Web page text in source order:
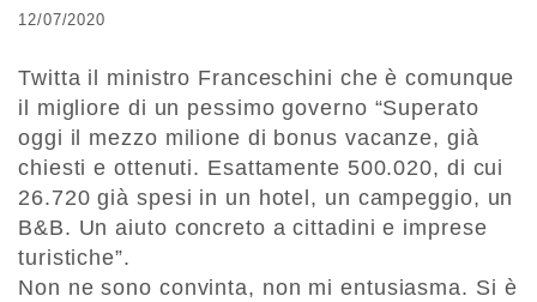
12/07/2020
Twitta il ministro Franceschini che è comunque
il migliore di un pessimo governo “Superato
oggi il mezzo milione di bonus vacanze, già
chiesti e ottenuti. Esattamente 500.020, di cui
26.720 già spesi in un hotel, un campeggio, un
B&B. Un aiuto concreto a cittadini e imprese
turistiche”.
Non ne sono convinta, non mi entusiasma. Si è